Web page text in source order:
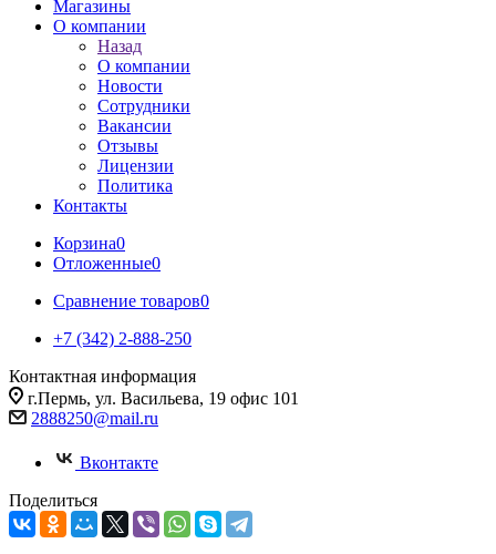
Магазины
О компании
Назад
О компании
Новости
Сотрудники
Вакансии
Отзывы
Лицензии
Политика
Контакты
Корзина0
Отложенные0
Сравнение товаров0
+7 (342) 2-888-250
Контактная информация
г.Пермь, ул. Васильева, 19 офис 101
2888250@mail.ru
Вконтакте
Поделиться